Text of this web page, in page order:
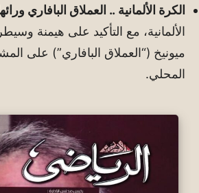
الكرة الألمانية .. العملاق البافاري
الألمانية، مع التأكيد على هيمنة
ميونيخ (“العملاق البافاري”) على
المحلي.